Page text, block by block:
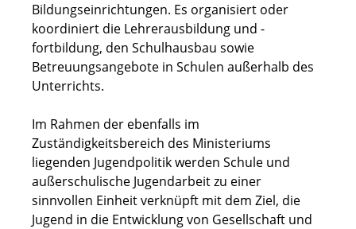
Bildungseinrichtungen. Es organisiert oder
koordiniert die Lehrerausbildung und -
fortbildung, den Schulhausbau sowie
Betreuungsangebote in Schulen außerhalb des
Unterrichts.
Im Rahmen der ebenfalls im
Zuständigkeitsbereich des Ministeriums
liegenden Jugendpolitik werden Schule und
außerschulische Jugendarbeit zu einer
sinnvollen Einheit verknüpft mit dem Ziel, die
Jugend in die Entwicklung von Gesellschaft und